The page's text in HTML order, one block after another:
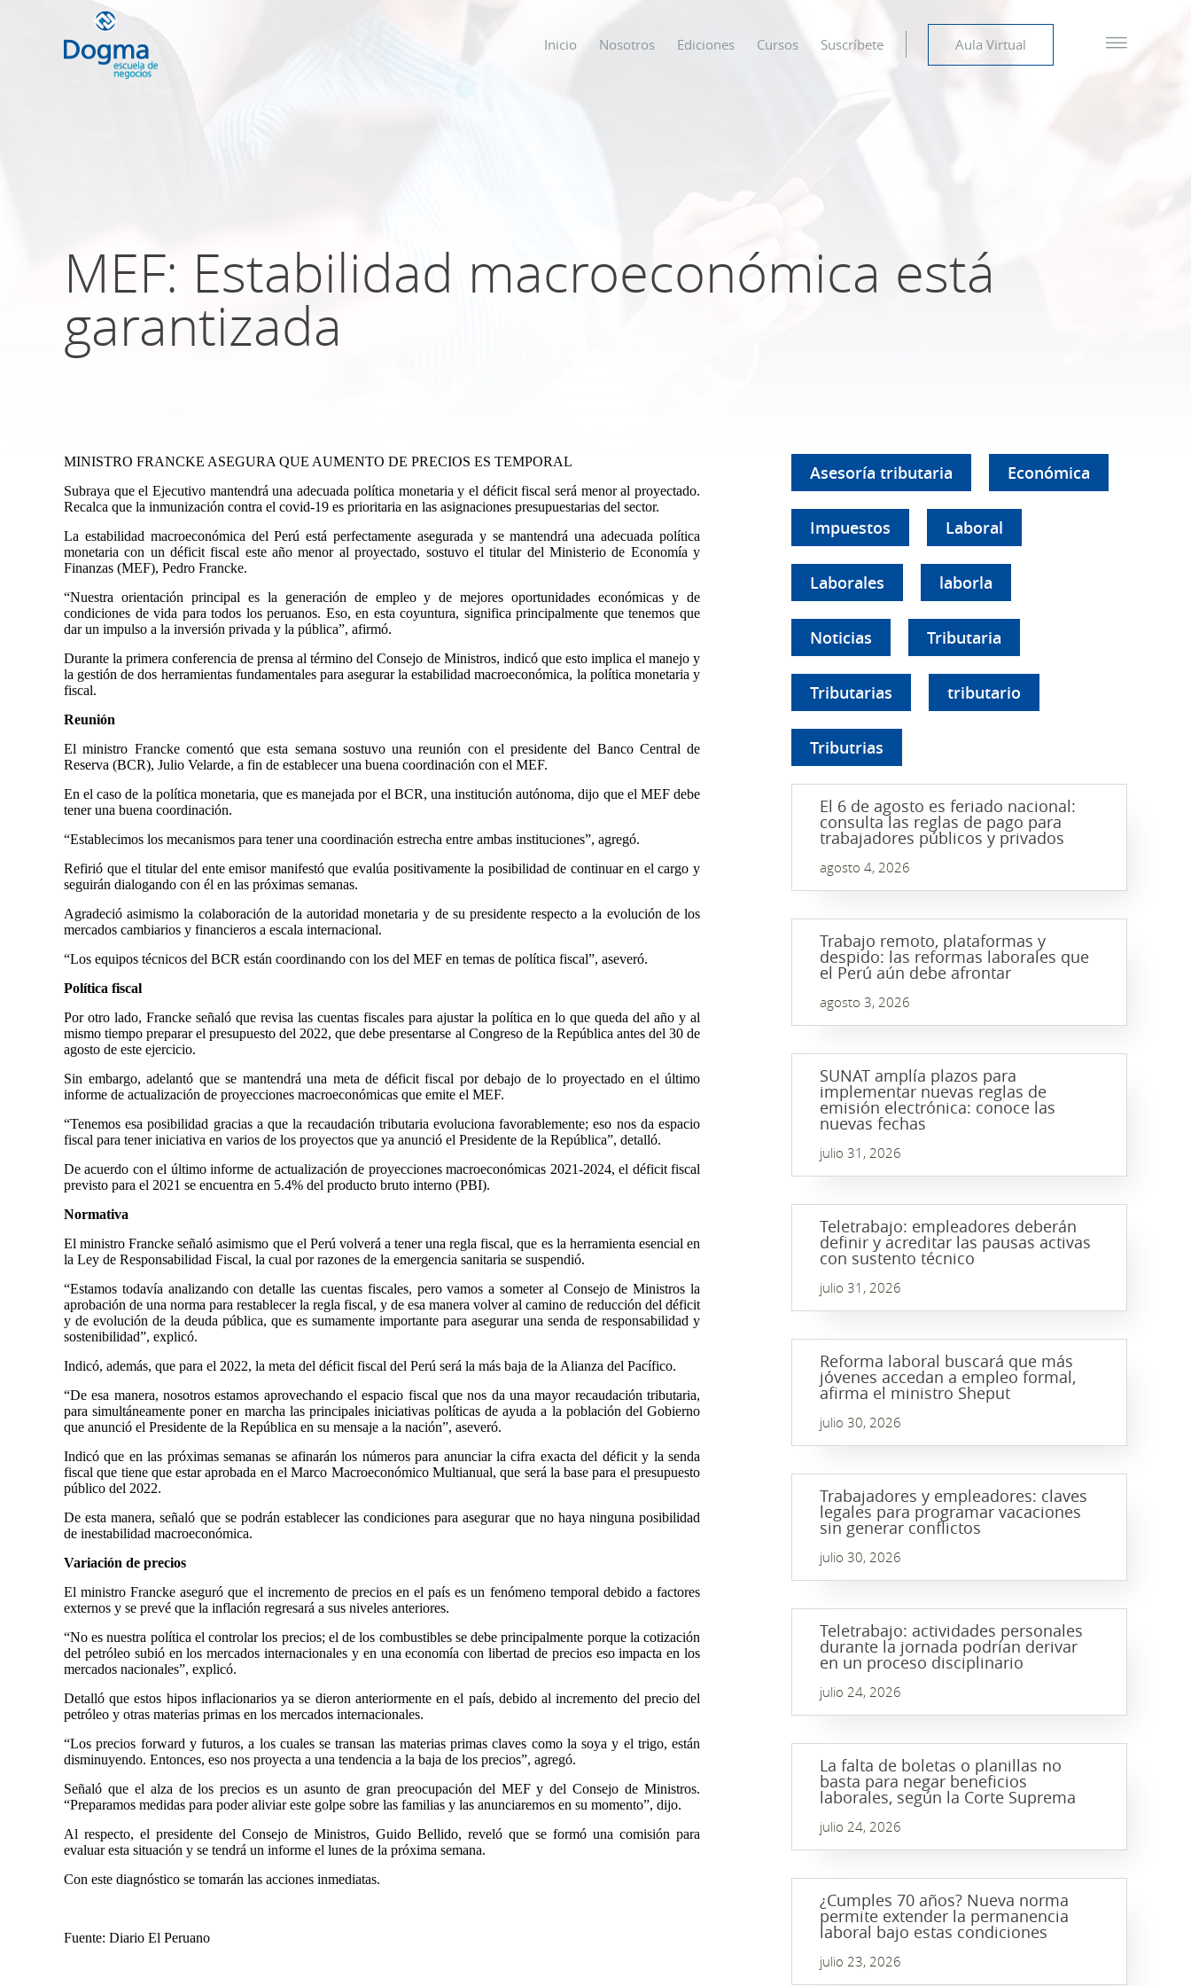
Inicio Nosotros Ediciones Cursos Suscríbete Aula Virtual
MEF: Estabilidad macroeconómica está
garantizada
MINISTRO FRANCKE ASEGURA QUE AUMENTO DE PRECIOS ES TEMPORAL
Subraya que el Ejecutivo mantendrá una adecuada política monetaria y el déficit fiscal será menor al proyectado.
Recalca que la inmunización contra el covid-19 es prioritaria en las asignaciones presupuestarias del sector.
La estabilidad macroeconómica del Perú está perfectamente asegurada y se mantendrá una adecuada política
monetaria con un déficit fiscal este año menor al proyectado, sostuvo el titular del Ministerio de Economía y
Finanzas (MEF), Pedro Francke.
“Nuestra orientación principal es la generación de empleo y de mejores oportunidades económicas y de
condiciones de vida para todos los peruanos. Eso, en esta coyuntura, significa principalmente que tenemos que
dar un impulso a la inversión privada y la pública”, afirmó.
Durante la primera conferencia de prensa al término del Consejo de Ministros, indicó que esto implica el manejo y
la gestión de dos herramientas fundamentales para asegurar la estabilidad macroeconómica, la política monetaria y
fiscal.
Reunión
El ministro Francke comentó que esta semana sostuvo una reunión con el presidente del Banco Central de
Reserva (BCR), Julio Velarde, a fin de establecer una buena coordinación con el MEF.
En el caso de la política monetaria, que es manejada por el BCR, una institución autónoma, dijo que el MEF debe
tener una buena coordinación.
“Establecimos los mecanismos para tener una coordinación estrecha entre ambas instituciones”, agregó.
Refirió que el titular del ente emisor manifestó que evalúa positivamente la posibilidad de continuar en el cargo y
seguirán dialogando con él en las próximas semanas.
Agradeció asimismo la colaboración de la autoridad monetaria y de su presidente respecto a la evolución de los
mercados cambiarios y financieros a escala internacional.
“Los equipos técnicos del BCR están coordinando con los del MEF en temas de política fiscal”, aseveró.
Política fiscal
Por otro lado, Francke señaló que revisa las cuentas fiscales para ajustar la política en lo que queda del año y al
mismo tiempo preparar el presupuesto del 2022, que debe presentarse al Congreso de la República antes del 30 de
agosto de este ejercicio.
Sin embargo, adelantó que se mantendrá una meta de déficit fiscal por debajo de lo proyectado en el último
informe de actualización de proyecciones macroeconómicas que emite el MEF.
“Tenemos esa posibilidad gracias a que la recaudación tributaria evoluciona favorablemente; eso nos da espacio
fiscal para tener iniciativa en varios de los proyectos que ya anunció el Presidente de la República”, detalló.
De acuerdo con el último informe de actualización de proyecciones macroeconómicas 2021-2024, el déficit fiscal
previsto para el 2021 se encuentra en 5.4% del producto bruto interno (PBI).
Normativa
El ministro Francke señaló asimismo que el Perú volverá a tener una regla fiscal, que es la herramienta esencial en
la Ley de Responsabilidad Fiscal, la cual por razones de la emergencia sanitaria se suspendió.
“Estamos todavía analizando con detalle las cuentas fiscales, pero vamos a someter al Consejo de Ministros la
aprobación de una norma para restablecer la regla fiscal, y de esa manera volver al camino de reducción del déficit
y de evolución de la deuda pública, que es sumamente importante para asegurar una senda de responsabilidad y
sostenibilidad”, explicó.
Indicó, además, que para el 2022, la meta del déficit fiscal del Perú será la más baja de la Alianza del Pacífico.
“De esa manera, nosotros estamos aprovechando el espacio fiscal que nos da una mayor recaudación tributaria,
para simultáneamente poner en marcha las principales iniciativas políticas de ayuda a la población del Gobierno
que anunció el Presidente de la República en su mensaje a la nación”, aseveró.
Indicó que en las próximas semanas se afinarán los números para anunciar la cifra exacta del déficit y la senda
fiscal que tiene que estar aprobada en el Marco Macroeconómico Multianual, que será la base para el presupuesto
público del 2022.
De esta manera, señaló que se podrán establecer las condiciones para asegurar que no haya ninguna posibilidad
de inestabilidad macroeconómica.
Variación de precios
El ministro Francke aseguró que el incremento de precios en el país es un fenómeno temporal debido a factores
externos y se prevé que la inflación regresará a sus niveles anteriores.
“No es nuestra política el controlar los precios; el de los combustibles se debe principalmente porque la cotización
del petróleo subió en los mercados internacionales y en una economía con libertad de precios eso impacta en los
mercados nacionales”, explicó.
Detalló que estos hipos inflacionarios ya se dieron anteriormente en el país, debido al incremento del precio del
petróleo y otras materias primas en los mercados internacionales.
“Los precios forward y futuros, a los cuales se transan las materias primas claves como la soya y el trigo, están
disminuyendo. Entonces, eso nos proyecta a una tendencia a la baja de los precios”, agregó.
Señaló que el alza de los precios es un asunto de gran preocupación del MEF y del Consejo de Ministros.
“Preparamos medidas para poder aliviar este golpe sobre las familias y las anunciaremos en su momento”, dijo.
Al respecto, el presidente del Consejo de Ministros, Guido Bellido, reveló que se formó una comisión para
evaluar esta situación y se tendrá un informe el lunes de la próxima semana.
Con este diagnóstico se tomarán las acciones inmediatas.
Fuente: Diario El Peruano
Asesoría tributaria Económica
Impuestos Laboral
Laborales laborla
Noticias Tributaria
Tributarias tributario
Tributrias
El 6 de agosto es feriado nacional:
consulta las reglas de pago para
trabajadores públicos y privados
agosto 4, 2026
Trabajo remoto, plataformas y
despido: las reformas laborales que
el Perú aún debe afrontar
agosto 3, 2026
SUNAT amplía plazos para
implementar nuevas reglas de
emisión electrónica: conoce las
nuevas fechas
julio 31, 2026
Teletrabajo: empleadores deberán
definir y acreditar las pausas activas
con sustento técnico
julio 31, 2026
Reforma laboral buscará que más
jóvenes accedan a empleo formal,
afirma el ministro Sheput
julio 30, 2026
Trabajadores y empleadores: claves
legales para programar vacaciones
sin generar conflictos
julio 30, 2026
Teletrabajo: actividades personales
durante la jornada podrían derivar
en un proceso disciplinario
julio 24, 2026
La falta de boletas o planillas no
basta para negar beneficios
laborales, según la Corte Suprema
julio 24, 2026
¿Cumples 70 años? Nueva norma
permite extender la permanencia
laboral bajo estas condiciones
julio 23, 2026
TRIBUTACIÓN INTERNACIONAL | TODO SOBRE
NO DOMICILIADOS